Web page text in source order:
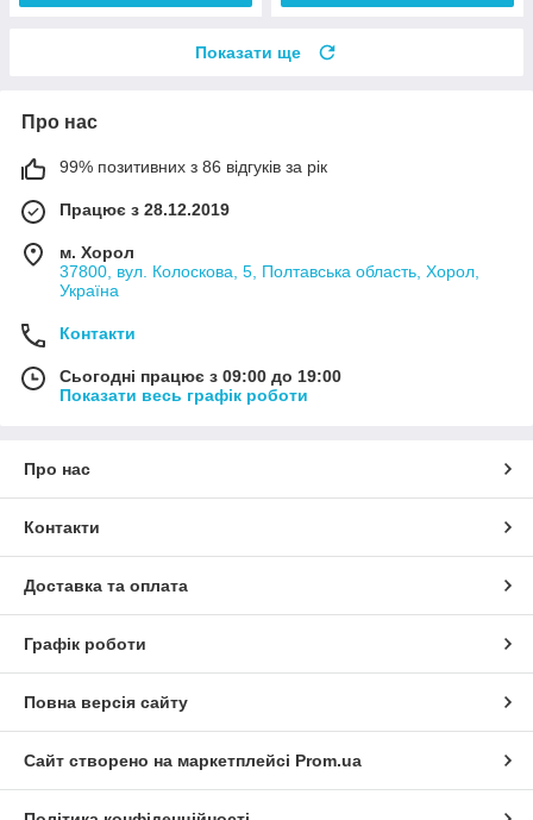
Показати ще
Про нас
99% позитивних з 86 відгуків за рік
Працює з 28.12.2019
м. Хорол
37800, вул. Колоскова, 5, Полтавська область, Хорол,
Україна
Контакти
Сьогодні працює з 09:00 до 19:00
Показати весь графік роботи
Про нас
Контакти
Доставка та оплата
Графік роботи
Повна версія сайту
Сайт створено на маркетплейсі Prom.ua